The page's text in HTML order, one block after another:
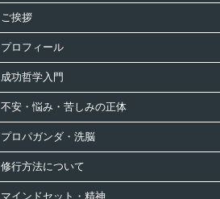
ご挨拶
プロフィール
成功哲学入門
不安・悩み・苦しみの正体
プロパガンダ・洗脳
修行方法について
マインドセット・精神